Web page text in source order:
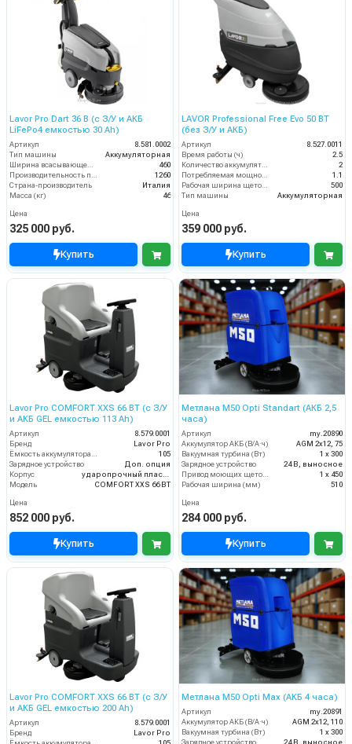
Lavor Pro Dart 36 B (с З/У и АКБ
LiFePo4 емкостью 30 Ah)
Артикул
8.581.0002
Тип машины
Аккумуляторная
Ширина всасывающей балки (мм)
460
Производительность по площади (м2/ч)
1260
Страна-производитель
Италия
Масса (кг)
46
Цена
325 000 руб.
Купить
LAVOR Professional Free Evo 50 BT
(без З/У и АКБ)
Артикул
8.527.0011
Время работы (ч)
2.5
Количество аккумуляторов (шт)
2
Потребляемая мощность (кВт)
1.1
Рабочая ширина щеток (мм)
500
Тип машины
Аккумуляторная
Цена
359 000 руб.
Купить
Lavor Pro COMFORT XXS 66 BT (с З/У
и АКБ GEL емкостью 113 Ah)
Артикул
8.579.0001
Бренд
Lavor Pro
Ёмкость аккумулятора (Ач)
105
Зарядное устройство
Доп. опция
Корпус
ударопрочный пластик
Модель
COMFORT XXS 66 BT
Цена
852 000 руб.
Купить
Метлана М50 Opti Standart (АКБ 2,5
часа)
Артикул
my.20890
Аккумулятор АКБ (В/А·ч)
AGM 2х12, 75
Вакуумная турбина (Вт)
1 х 300
Зарядное устройство
24 В, выносное
Привод моющих щеток (Вт)
1 х 450
Рабочая ширина (мм)
510
Цена
284 000 руб.
Купить
Lavor Pro COMFORT XXS 66 BT (с З/У
и АКБ GEL емкостью 200 Ah)
Артикул
8.579.0001
Бренд
Lavor Pro
Метлана М50 Opti Max (АКБ 4 часа)
Артикул
my.20891
Аккумулятор АКБ (В/А·ч)
AGM 2х12, 110
Вакуумная турбина (Вт)
1 х 300
Зарядное устройство
24 В, выносное